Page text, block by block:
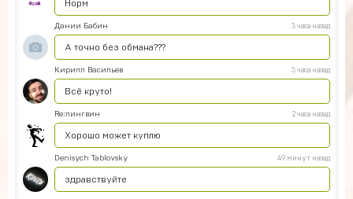
Норм
Дании Бабин 3 часа назад
А точно без обмана???
Кирилл Васильев 3 часа назад
Всё круто!
Re:пингвин 2 часа назад
Хорошо может куплю
Denisych Tablovsky 49 минут назад
здравствуйте